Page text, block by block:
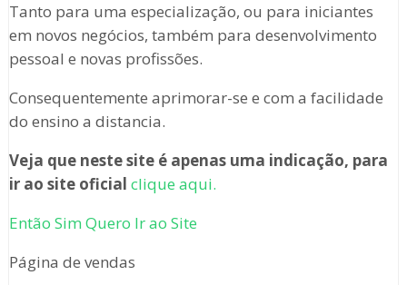
Tanto para uma especialização, ou para iniciantes
em novos negócios, também para desenvolvimento
pessoal e novas profissões.
Consequentemente aprimorar-se e com a facilidade
do ensino a distancia.
Veja que neste site é apenas uma indicação, para
ir ao site oficial clique aqui.
Então Sim Quero Ir ao Site
Página de vendas